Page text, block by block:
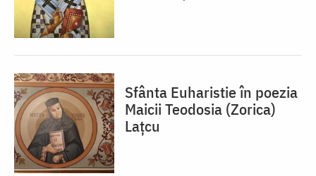
Sfânta Euharistie în poezia
Maicii Teodosia (Zorica)
Lațcu